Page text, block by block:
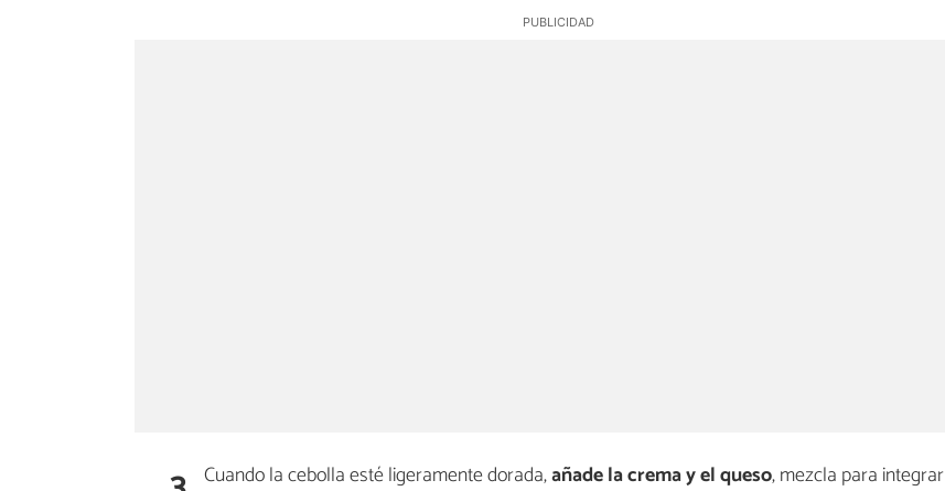
Cuando la cebolla esté ligeramente dorada,añade la crema y el queso, mezcla para integrar